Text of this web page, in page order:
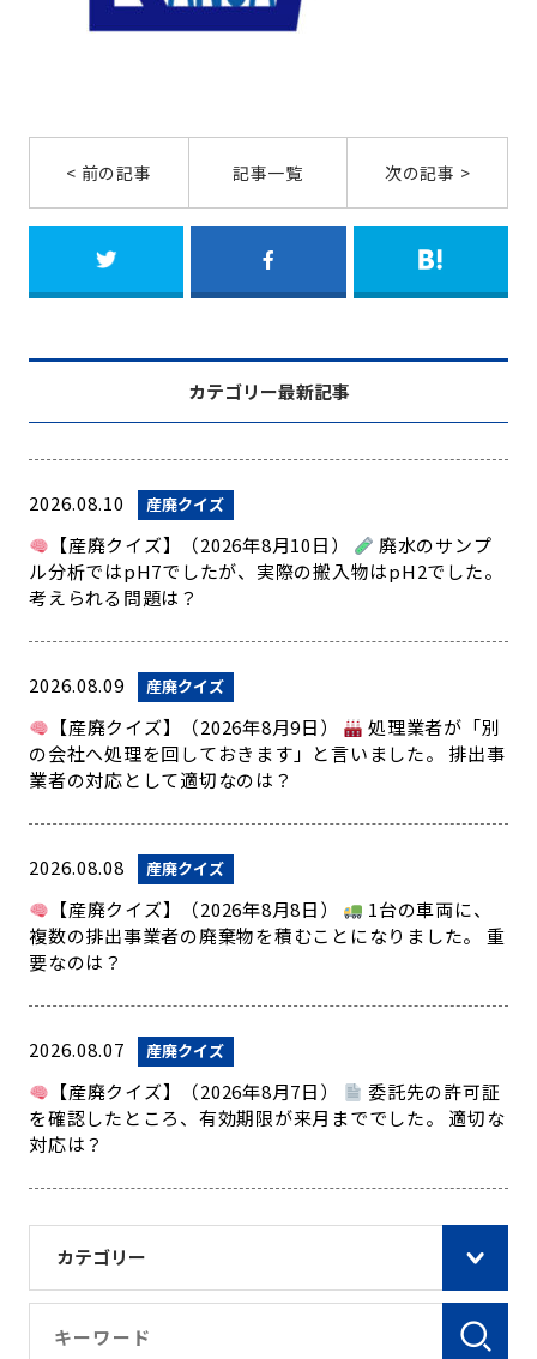
カテゴリー
< 前の記事 記事一覧 次の記事 >
カテゴリー最新記事
2026.08.10 産廃クイズ
【産廃クイズ】（2026年8月10日）
廃水のサンプ
ル分析ではpH7でしたが、実際の搬入物はpH2でした。
考えられる問題は？
2026.08.09 産廃クイズ
【産廃クイズ】（2026年8月9日）
処理業者が「別
の会社へ処理を回しておきます」と言いました。 排出事
業者の対応として適切なのは？
2026.08.08 産廃クイズ
【産廃クイズ】（2026年8月8日）
1台の車両に、
複数の排出事業者の廃棄物を積むことになりました。 重
要なのは？
2026.08.07 産廃クイズ
【産廃クイズ】（2026年8月7日）
委託先の許可証
を確認したところ、有効期限が来月まででした。 適切な
対応は？